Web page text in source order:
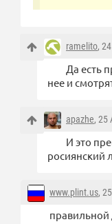
ramelito,
Да есть
нее и
apazhe, 25
И это
росиянский
www.plint.us,